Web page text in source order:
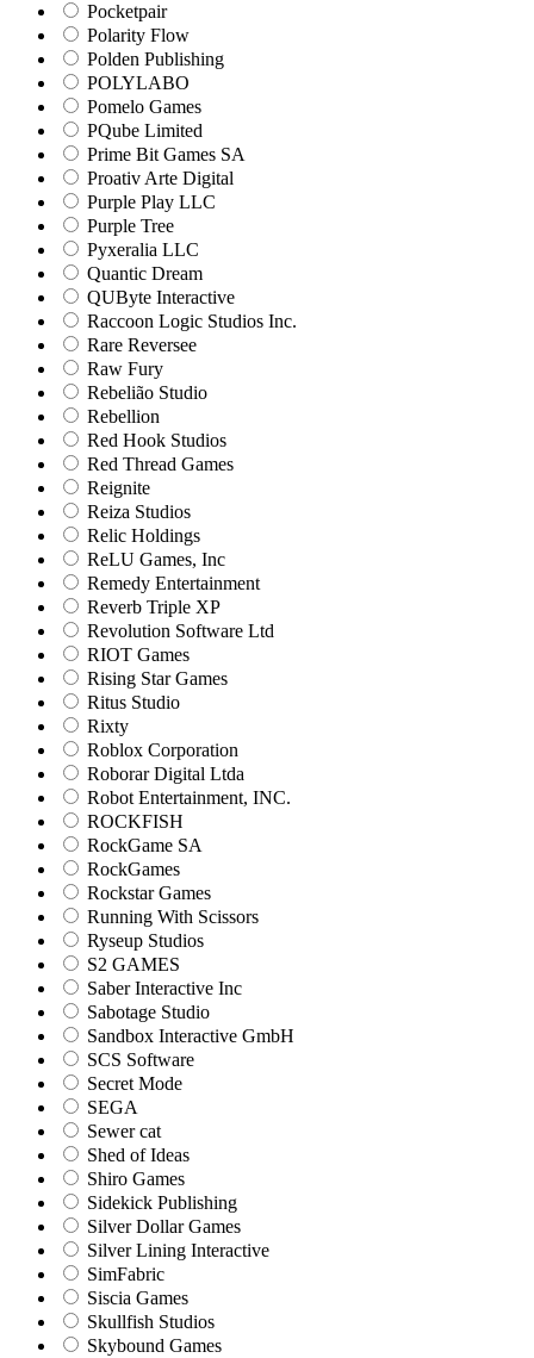
Pocketpair
Polarity Flow
Polden Publishing
POLYLABO
Pomelo Games
PQube Limited
Prime Bit Games SA
Proativ Arte Digital
Purple Play LLC
Purple Tree
Pyxeralia LLC
Quantic Dream
QUByte Interactive
Raccoon Logic Studios Inc.
Rare Reversee
Raw Fury
Rebelião Studio
Rebellion
Red Hook Studios
Red Thread Games
Reignite
Reiza Studios
Relic Holdings
ReLU Games, Inc
Remedy Entertainment
Reverb Triple XP
Revolution Software Ltd
RIOT Games
Rising Star Games
Ritus Studio
Rixty
Roblox Corporation
Roborar Digital Ltda
Robot Entertainment, INC.
ROCKFISH
RockGame SA
RockGames
Rockstar Games
Running With Scissors
Ryseup Studios
S2 GAMES
Saber Interactive Inc
Sabotage Studio
Sandbox Interactive GmbH
SCS Software
Secret Mode
SEGA
Sewer cat
Shed of Ideas
Shiro Games
Sidekick Publishing
Silver Dollar Games
Silver Lining Interactive
SimFabric
Siscia Games
Skullfish Studios
Skybound Games